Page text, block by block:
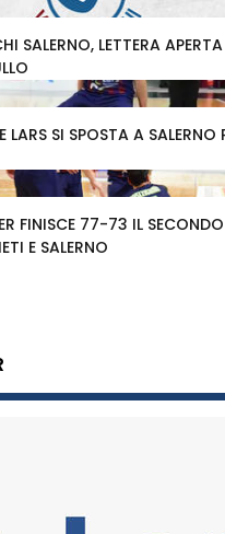
SALERNO, LETTERA APERTA
LARS SI SPOSTA A
FINISCE 77-73 IL
E SALERNO